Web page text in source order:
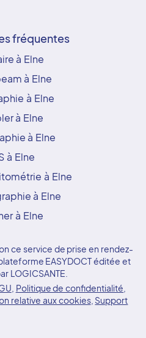
fréquentes
à Elne
à Elne
à Elne
à Elne
à Elne
à Elne
à Elne
à Elne
à Elne
ce service de prise en rendez-
EASYDOCT éditée et
LOGICSANTE.
Politique de confidentialité
relative aux cookies, Support